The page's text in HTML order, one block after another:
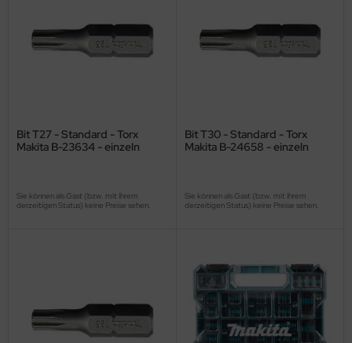
Bit T27 - Standard - Torx
Makita B-23634 - einzeln
Sie können als Gast (bzw. mit Ihrem
derzeitigen Status) keine Preise sehen.
Bit T30 - Standard - Torx
Makita B-24658 - einzeln
Sie können als Gast (bzw. mit Ihrem
derzeitigen Status) keine Preise sehen.